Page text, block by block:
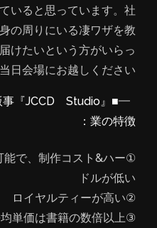
いると思っています。社
の周りにいる凄ワザを教
けたいという方がいらっ
日会場にお越しください！
事
業の特徴：
能で、制作コスト&ハー
ドルが低い
②ロイヤルティーが高い
③平均単価は書籍の数倍以上